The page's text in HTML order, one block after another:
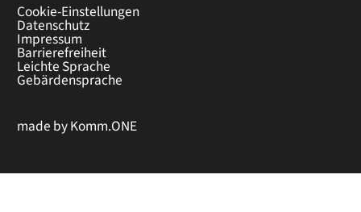
Cookie-Einstellungen
Datenschutz
Impressum
Barrierefreiheit
Leichte Sprache
Gebärdensprache
made byKomm.ONE